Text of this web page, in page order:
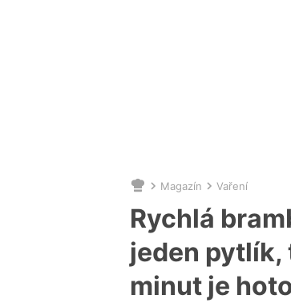
Nacházíte
se
zde:
Magazín Vaření
Rychlá
jeden pytlík,
minut je